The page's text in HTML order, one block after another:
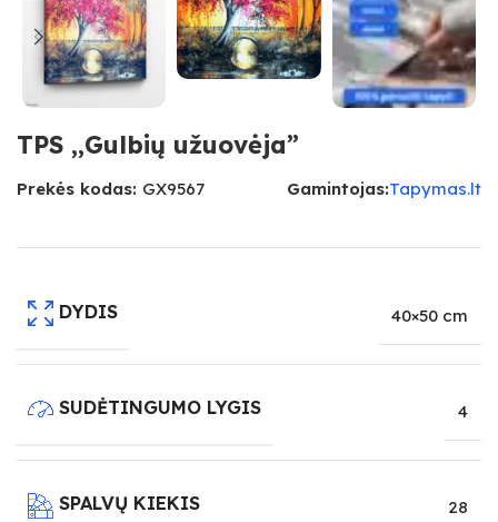
TPS ,,Gulbių užuovėja”
Prekės kodas: GX9567 Gamintojas:Tapymas.lt
DYDIS 40×50 cm
SUDĖTINGUMO LYGIS 4
SPALVŲ KIEKIS 28